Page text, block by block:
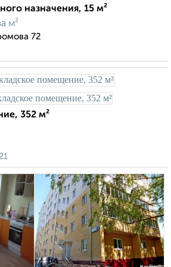
назначения, 15 м²
м²
72
352 м²